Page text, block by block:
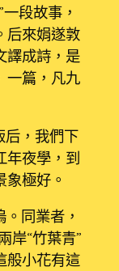
段故事，
后來娟遂敦
譯成詩，是
一篇，凡九
后，我們下
年夜學，到
極好。
同業者，
岸“竹葉青”
般小花有這